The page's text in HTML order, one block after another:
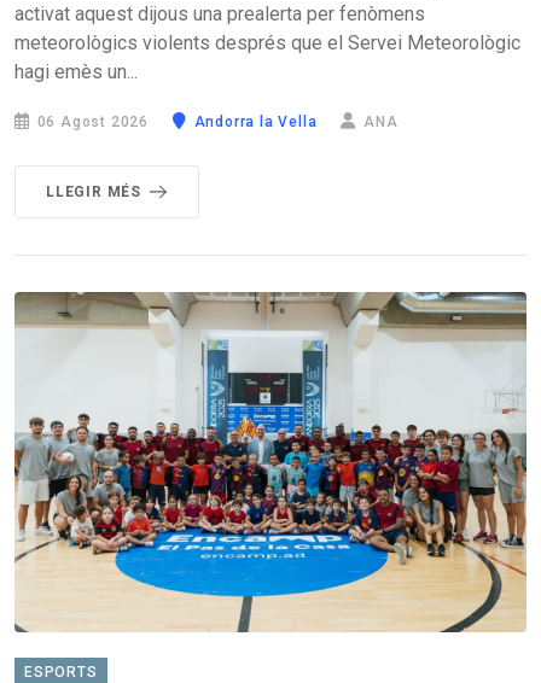
activat aquest dijous una prealerta per fenòmens
meteorològics violents després que el Servei Meteorològic
hagi emès un...
06 Agost 2026 Andorra la Vella ANA
LLEGIR MÉS
ESPORTS